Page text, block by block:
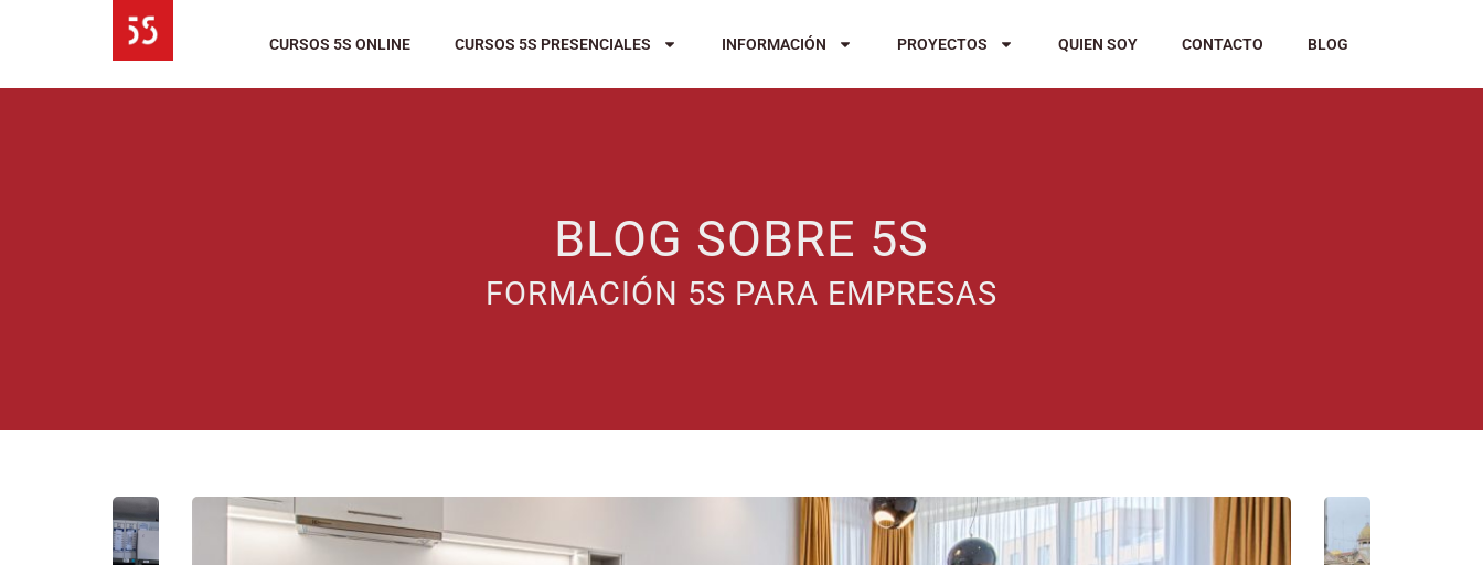
CURSOS 5S ONLINE CURSOS 5S PRESENCIALES INFORMACIÓN PROYECTOS QUIEN SOY CONTACTO BLOG
BLOG SOBRE 5S
FORMACIÓN 5S PARA EMPRESAS
PAGEPAGE PAGEPAGEPAGEPAGE